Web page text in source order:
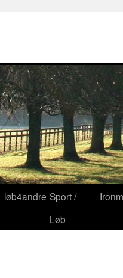
løb4andre Sport /
Løb